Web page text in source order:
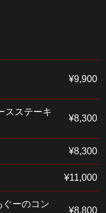
¥9,900
スステーキ
¥8,300
¥8,300
¥11,000
ーのコン
¥8,800